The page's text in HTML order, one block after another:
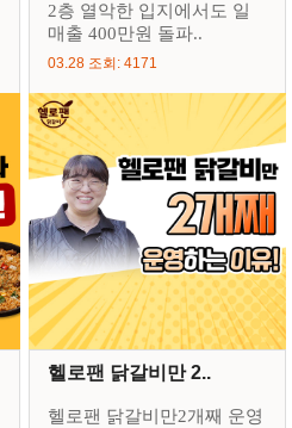
2층 열악한 입지에서도 일
매출 400만원 돌파..
03.28 조회: 4171
헬로팬 닭갈비만 2..
헬로팬 닭갈비만2개째 운영